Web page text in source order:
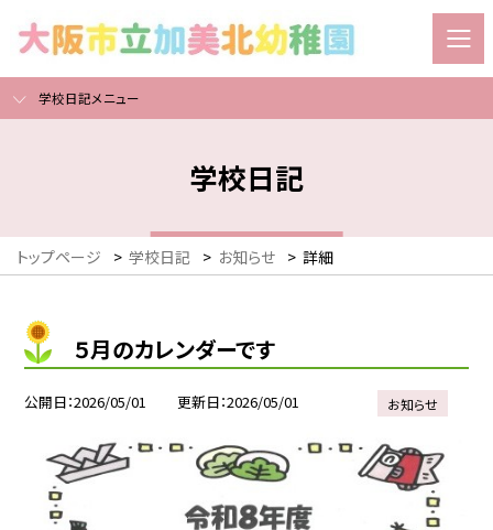
学校日記メニュー
学校日記
トップページ > 学校日記 > お知らせ > 詳細
５月のカレンダーです
公開日 2026/05/01 更新日 2026/05/01 お知らせ